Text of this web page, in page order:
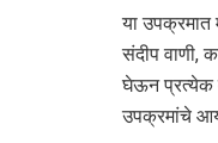
या उपक्रमात
संदीप वाणी,
घेऊन प्रत्येक
उपक्रमांचे